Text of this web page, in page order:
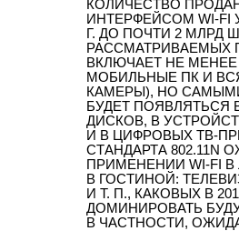
КОЛИЧЕСТВО
ИНТЕРФЕЙСОМ WI-FI
Г. ДО ПОЧТИ 2 МЛРД
РАССМАТРИВАЕМЫХ
ВКЛЮЧАЕТ НЕ МЕНЕЕ
МОБИЛЬНЫЕ ПК И
КАМЕРЫ), НО
БУДЕТ ПОЯВЛЯТЬСЯ
ДИСКОВ, В
И В ЦИФРОВЫХ ТВ-
СТАНДАРТА
ПРИМЕНЕНИИ WI-FI
В ГОСТИНОЙ:
И Т. П., КАКОВЫХ В
ДОМИНИРОВАТЬ
В ЧАСТНОСТИ,